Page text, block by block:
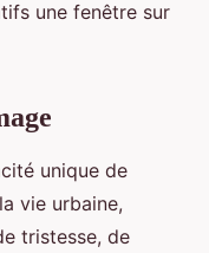
une fenêtre sur
unique de
vie urbaine,
tristesse, de